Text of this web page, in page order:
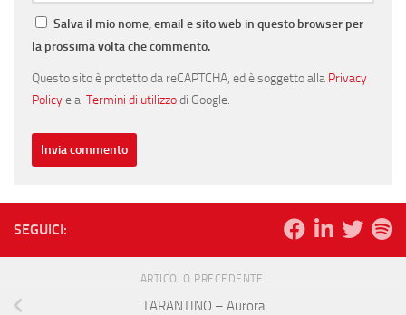
Salva il mio nome, email e sito web in questo browser per
la prossima volta che commento.
Questo sito è protetto da reCAPTCHA, ed è soggetto alla Privacy
Policye ai Termini di utilizzodi Google.
SEGUICI:
ARTICOLO PRECEDENTE
TARANTINO – Aurora